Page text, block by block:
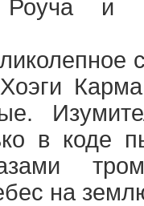
и
в коде
на